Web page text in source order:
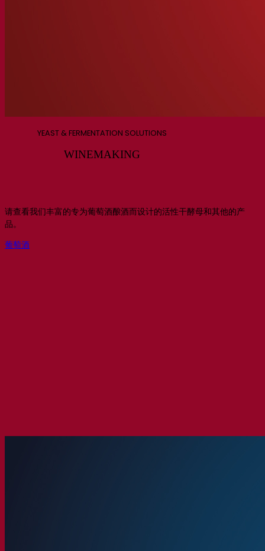
YEAST & FERMENTATION SOLUTIONS
WINEMAKING
请查看我们丰富的专为葡萄酒酿酒而设计的活性干酵母和其他的产
品。
葡萄酒